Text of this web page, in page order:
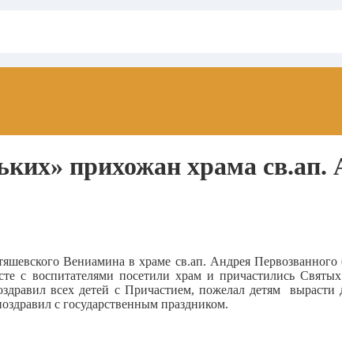
прихожан храма св.ап.
Вениамина в храме св.ап. Андрея
с воспитателями посетили храм и причастились
всех детей с Причастием, пожелал детям
с государственным праздником.